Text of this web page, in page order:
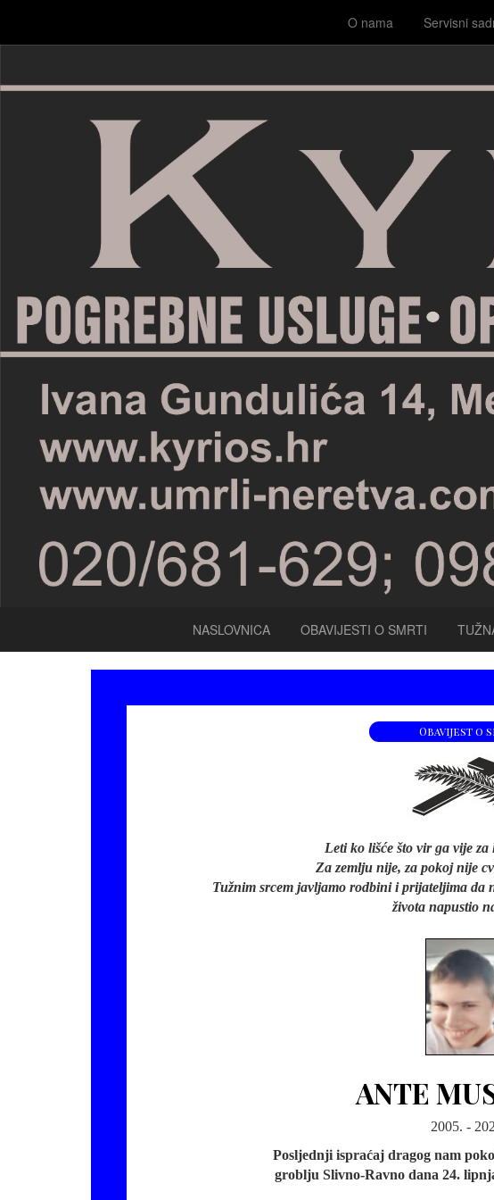
O nama Servisni
NASLOVNICA OBAVIJESTI O SMRTI
Obavijest o
Leti ko lišće što vir ga vije za
Za zemlju nije, za pokoj nije
Tužnim srcem javljamo rodbini i prijateljima da
života napustio
ANTE
2005. -
Posljednji ispraćaj dragog nam
groblju Slivno-Ravno dana 24.